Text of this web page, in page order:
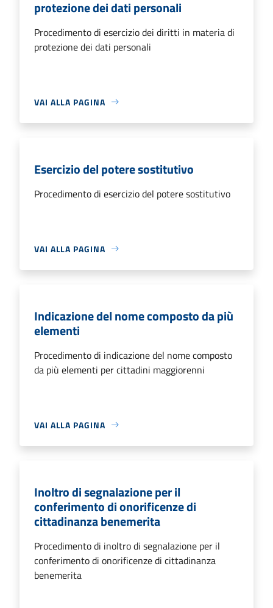
protezione dei dati personali
Procedimento di esercizio dei diritti in materia di
protezione dei dati personali
VAI ALLA PAGINA
Esercizio del potere sostitutivo
Procedimento di esercizio del potere sostitutivo
VAI ALLA PAGINA
Indicazione del nome composto da più
elementi
Procedimento di indicazione del nome composto
da più elementi per cittadini maggiorenni
VAI ALLA PAGINA
Inoltro di segnalazione per il
conferimento di onorificenze di
cittadinanza benemerita
Procedimento di inoltro di segnalazione per il
conferimento di onorificenze di cittadinanza
benemerita